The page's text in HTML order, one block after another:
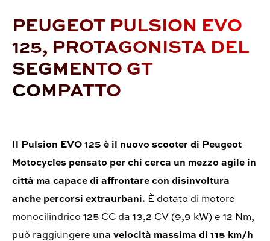
PEUGEOT PULSION EVO
125, PROTAGONISTA DEL
SEGMENTO GT
COMPATTO
Il Pulsion EVO 125 è il nuovo scooter di Peugeot
Motocycles pensato per chi cerca un mezzo agile in
città ma capace di affrontare con disinvoltura
anche percorsi extraurbani. È dotato di motore
monocilindrico 125 CC da 13,2 CV (9,9 kW) e 12 Nm,
può raggiungere una velocità massima di 115 km/h